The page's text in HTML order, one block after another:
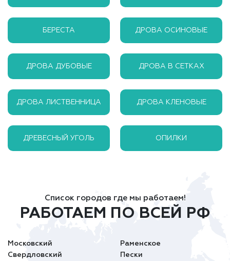
БЕРЕСТА ДРОВА ОСИНОВЫЕ
ДРОВА ДУБОВЫЕ ДРОВА В СЕТКАХ
ДРОВА ЛИСТВЕННИЦА ДРОВА КЛЕНОВЫЕ
ДРЕВЕСНЫЙ УГОЛЬ ОПИЛКИ
Список городов где мы работаем!
РАБОТАЕМ ПО ВСЕЙ РФ
Московский
Раменское
Свердловский
Пески